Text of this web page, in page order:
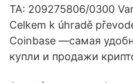
TA: 209275806/0300
Celkem k úhradě
Coinbase —самая
купли и продажи